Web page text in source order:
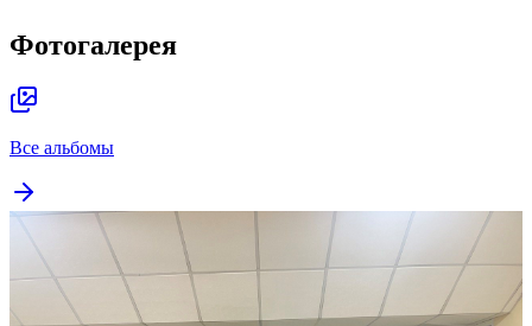
Фотогалерея
Все альбомы